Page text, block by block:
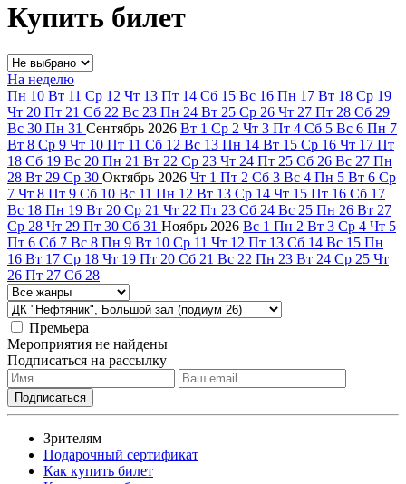
Купить билет
На неделю
Пн 10 Вт 11 Ср 12 Чт 13 Пт 14 Сб 15 Вс 16 Пн 17 Вт 18 Ср 19
Чт 20 Пт 21 Сб 22 Вс 23 Пн 24 Вт 25 Ср 26 Чт 27 Пт 28 Сб 29
Вс 30 Пн 31 Сентябрь 2026 Вт 1 Ср 2 Чт 3 Пт 4 Сб 5 Вс 6 Пн 7
Вт 8 Ср 9 Чт 10 Пт 11 Сб 12 Вс 13 Пн 14 Вт 15 Ср 16 Чт 17 Пт
18 Сб 19 Вс 20 Пн 21 Вт 22 Ср 23 Чт 24 Пт 25 Сб 26 Вс 27 Пн
28 Вт 29 Ср 30 Октябрь 2026 Чт 1 Пт 2 Сб 3 Вс 4 Пн 5 Вт 6 Ср
7 Чт 8 Пт 9 Сб 10 Вс 11 Пн 12 Вт 13 Ср 14 Чт 15 Пт 16 Сб 17
Вс 18 Пн 19 Вт 20 Ср 21 Чт 22 Пт 23 Сб 24 Вс 25 Пн 26 Вт 27
Ср 28 Чт 29 Пт 30 Сб 31 Ноябрь 2026 Вс 1 Пн 2 Вт 3 Ср 4 Чт 5
Пт 6 Сб 7 Вс 8 Пн 9 Вт 10 Ср 11 Чт 12 Пт 13 Сб 14 Вс 15 Пн
16 Вт 17 Ср 18 Чт 19 Пт 20 Сб 21 Вс 22 Пн 23 Вт 24 Ср 25 Чт
26 Пт 27 Сб 28
Премьера
Мероприятия не найдены
Подписаться на рассылку
Зрителям
Подарочный сертификат
Как купить билет